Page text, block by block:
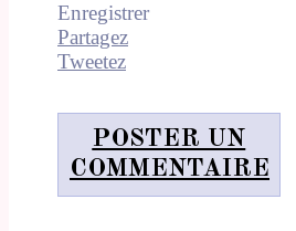
Enregistrer
Partagez
Tweetez
POSTER UN
COMMENTAIRE